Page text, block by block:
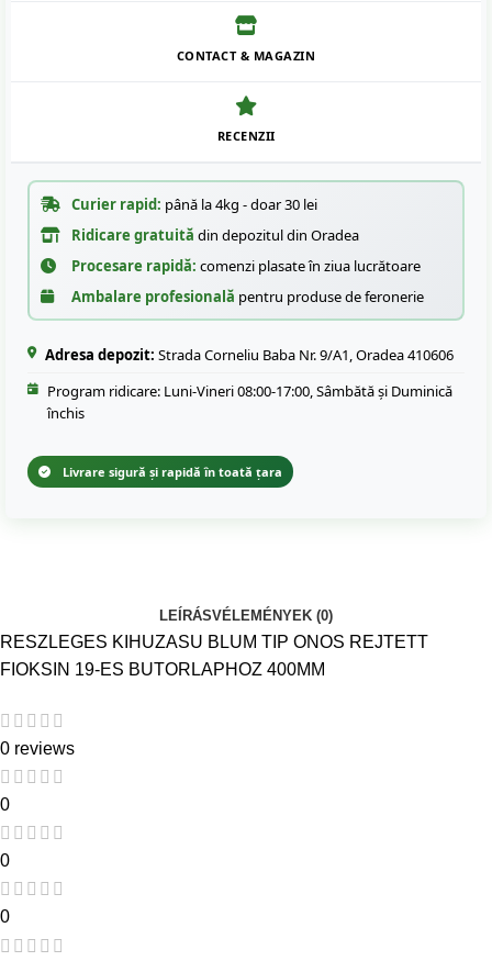
CONTACT & MAGAZIN
RECENZII
Curier rapid: până la 4kg - doar 30 lei
Ridicare gratuită din depozitul din Oradea
Procesare rapidă: comenzi plasate în ziua lucrătoare
Ambalare profesională pentru produse de feronerie
Adresa depozit: Strada Corneliu Baba Nr. 9/A1, Oradea 410606
Program ridicare: Luni-Vineri 08:00-17:00, Sâmbătă și Duminică
închis
Livrare sigură și rapidă în toată țara
LEÍRÁSVÉLEMÉNYEK (0)
RESZLEGES KIHUZASU BLUM TIP ONOS REJTETT
FIOKSIN 19-ES BUTORLAPHOZ 400MM
0 reviews
0
0
0